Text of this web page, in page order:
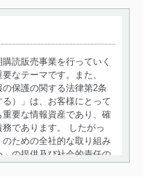
読販売事業を行っていく
なテーマです。また、
の保護の関する法律第2条
）」は、お客様にとって
要な情報資産であり、確
であります。 したがっ
ための全社的な取り組み
の提供及び社会的責任の